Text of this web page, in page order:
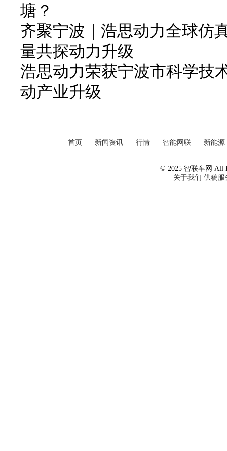
塘？
齐聚宁波｜浩思动力全球仿
量共探动力升级
浩思动力荣获宁波市科学技
动产业升级
首页 新闻资讯 行情 智能网联 新能源
© 2025 智联车网 All
关于我们 供稿服